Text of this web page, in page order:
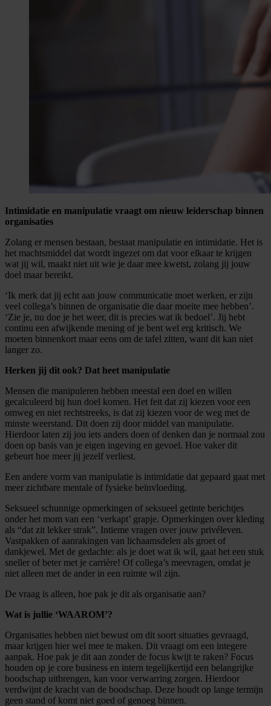
Intimidatie en manipulatie vraagt om nieuw leiderschap binnen
organisaties
Zolang er mensen bestaan, bestaat manipulatie en intimidatie. Het is
het machtsmiddel dat wordt ingezet om dat voor elkaar te krijgen
wat jij wil, maakt niet uit wie je daar mee kwetst, zolang jij jouw
doel maar bereikt.
‘Ik merk dat jij echt aan jouw communicatie moet werken, er zijn
veel collega’s binnen de organisatie die daar moeite mee hebben’.
‘Zie je, nu doe je het weer, dit is precies wat ik bedoel’. Jij hebt
continu een afwijkende mening of je bent wel erg kritisch. We
moeten binnenkort maar eens om de tafel zitten, want dit kan niet
langer zo.
Herken jij dit ook? Dat heet manipulatie
Mensen die manipuleren hebben meestal een doel en willen
gecalculeerd bij hun doel komen. Het feit dat zij kiezen voor een
omweg en niet rechtstreeks, is dat zij kiezen voor de weg met de
minste weerstand. Dit doen zij door middel van manipulatie.
Hierdoor laten zij jou iets anders doen of denken dan je normaal zou
doen op basis van je eigen ingeving en gevoel. Hoe vaker dit
gebeurt hoe meer jij jezelf verliest.
Een andere vorm van manipulatie is intimidatie dat gepaard gaat met
meer zichtbare mentale of fysieke beïnvloeding.
Seksueel schunnige opmerkingen of seksueel getinte berichtjes
onder het mom van een ‘verkapt’ grapje. Opmerkingen over kleding
als “dat zit lekker strak”. Intieme vragen over jouw privéleven.
Vastpakken of aanrakingen van lichaamsdelen als groet of
dankjewel. Met de gedachte: als je doet wat ik wil, gaat het een stuk
sneller of beter met je carrière! Of collega’s meevragen, omdat je
niet alleen met de ander in een ruimte wil zijn.
De vraag is alleen, hoe pak je dit als organisatie aan?
Wat is jullie ‘WAAROM’?
Organisaties hebben niet bewust om dit soort situaties gevraagd,
maar krijgen hier wel mee te maken. Dit vraagt om een integere
aanpak. Hoe pak je dit aan zonder de focus kwijt te raken? Focus
houden op je core business en intern tegelijkertijd een belangrijke
boodschap uitbrengen, kan voor verwarring zorgen. Hierdoor
verdwijnt de kracht van de boodschap. Deze houdt op lange termijn
geen stand of komt niet goed of genoeg binnen.